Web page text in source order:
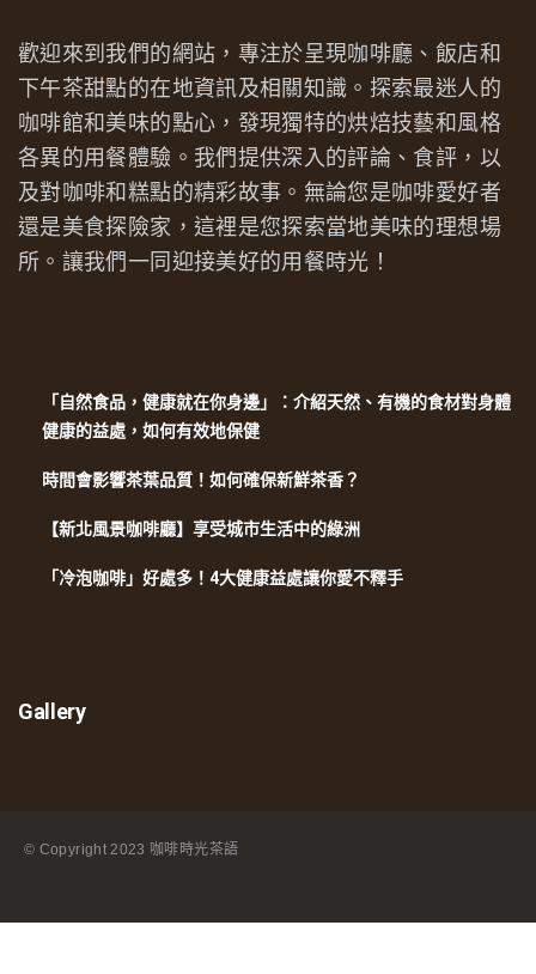
歡迎來到我們的網站，專注於呈現咖啡廳、飯店和
下午茶甜點的在地資訊及相關知識。探索最迷人的
咖啡館和美味的點心，發現獨特的烘焙技藝和風格
各異的用餐體驗。我們提供深入的評論、食評，以
及對咖啡和糕點的精彩故事。無論您是咖啡愛好者
還是美食探險家，這裡是您探索當地美味的理想場
所。讓我們一同迎接美好的用餐時光！
「自然食品，健康就在你身邊」：介紹天然、有機的食材對身體
健康的益處，如何有效地保健
時間會影響茶葉品質！如何確保新鮮茶香？
【新北風景咖啡廳】享受城市生活中的綠洲
「冷泡咖啡」好處多！4大健康益處讓你愛不釋手
Gallery
© Copyright2023 咖啡時光茶語